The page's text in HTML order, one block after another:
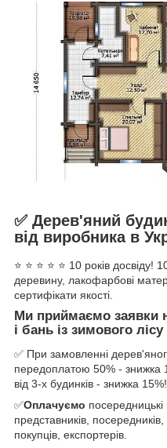
✅ Дерев'яний
від виробника в
⭐ ⭐ ⭐ ⭐ ⭐ 10 років досвіду!
деревину, лакофарбові
сертифікати якості.
Ми приймаємо заявки
і бань із зимового
✅ При замовленні
передоплатою 50% - знижка
від 3-х будинків - знижка 15%!
✅Оплачуємо посередницькі
представників,
покупців, експортерів.